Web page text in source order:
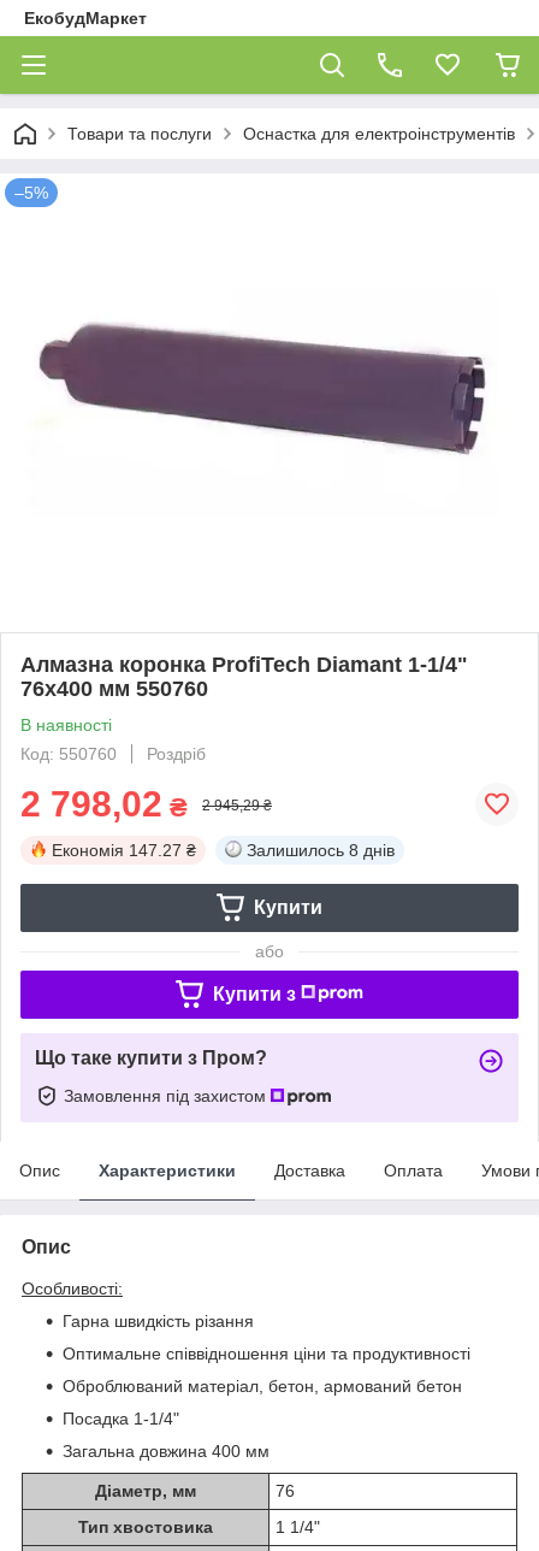
ЕкобудМаркет
Товари та послуги Оснастка для електроінструментів
–5%
Алмазна коронка ProfiTech Diamant 1-1/4"
76x400 мм 550760
В наявності
Код: 550760
Роздріб
2 798,02 ₴ 2 945,29 ₴
Економія 147.27 ₴ Залишилось 8 днів
Купити
або
Купити з
Що таке купити з Пром?
Замовлення під захистом
Опис Характеристики Доставка Оплата Умови
Опис
Особливості:
Гарна швидкість різання
Оптимальне співвідношення ціни та продуктивності
Оброблюваний матеріал, бетон, армований бетон
Посадка 1-1/4"
Загальна довжина 400 мм
Діаметр, мм
76
Тип хвостовика
1 1/4"